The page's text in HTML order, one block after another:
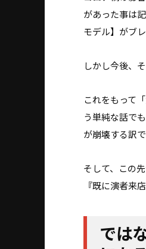
があった事は
モデル】がブ
しかし今後、
これをもって
う単純な話で
が崩壊する訳で
そして、この
『既に演者来
では